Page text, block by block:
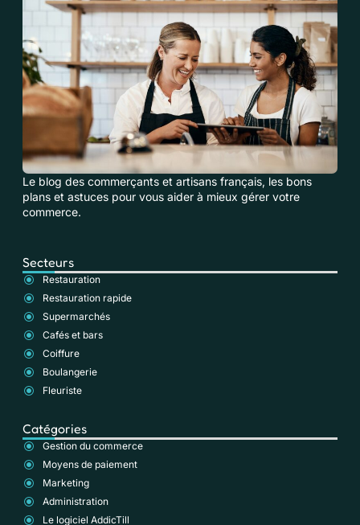
Le blog des commerçants et artisans français, les bons
plans et astuces pour vous aider à mieux gérer votre
commerce.
Secteurs
Restauration
Restauration rapide
Supermarchés
Cafés et bars
Coiffure
Boulangerie
Fleuriste
Catégories
Gestion du commerce
Moyens de paiement
Marketing
Administration
Le logiciel AddicTill